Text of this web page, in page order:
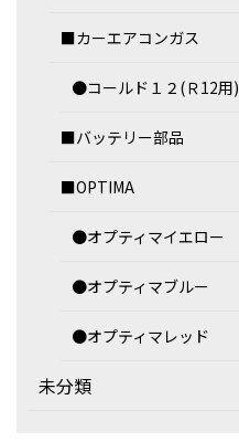
■カーエアコンガス
●コールド１２(Ｒ12用)
■バッテリー部品
■OPTIMA
●オプティマイエロー
●オプティマブルー
●オプティマレッド
未分類